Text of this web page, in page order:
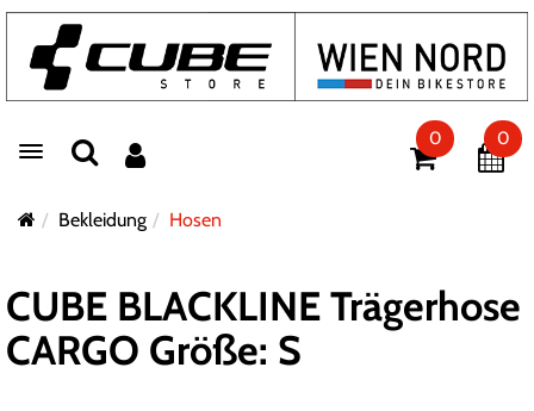
Toggle navigation
0 0
Bekleidung Hosen
CUBE BLACKLINE Trägerhose
CARGO Größe: S